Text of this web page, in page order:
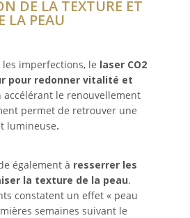
DE LA TEXTURE ET
LA PEAU
imperfections, le laser CO2
pour redonner vitalité et
accélérant le renouvellement
permet de retrouver une
lumineuse.
également à resserrer les
la texture de la peau.
constatent un effet « peau
semaines suivant le